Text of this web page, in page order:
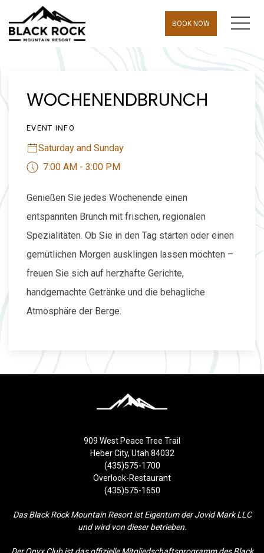
BOOK NOW MENU
WOCHENENDBRUNCH
EVENT INFO
Saturday and Sunday
7:00 AM - 3:00 PM
Genießen Sie jedes Wochenende einen
entspannten Brunch mit frischen, regionalen
Spezialitäten. Ob Sie in den Tag starten oder einen
gemütlichen Morgen ausklingen lassen möchten –
freuen Sie sich auf herzhafte Gerichte,
handgemachte Getränke und die behagliche
Atmosphäre der Berge.
909 West Peace Tree Trail
Heber City, Utah 84032
(435)575-1700
Overlook-Restaurant
(435)575-1650
Das Black Rock Mountain Resort ist Eigentum der Jovid Mark LLC
und wird von dieser betrieben.